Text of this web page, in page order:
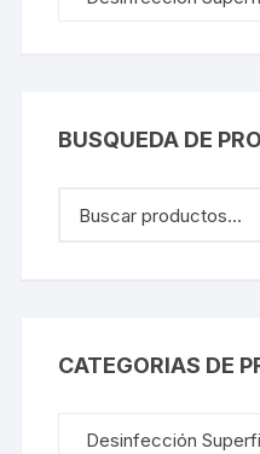
BUSQUEDA DE
CATEGORIAS DE
Desinfección